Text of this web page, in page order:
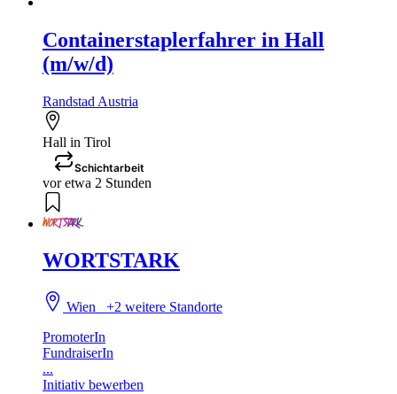
Containerstaplerfahrer in Hall
(m/w/d)
Randstad Austria
Hall in Tirol
Schichtarbeit
vor etwa 2 Stunden
WORTSTARK
Wien+2 weitere Standorte
PromoterIn
FundraiserIn
...
Initiativ bewerben